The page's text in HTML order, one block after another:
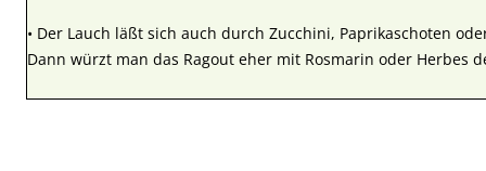
• Der Lauch läßt sich auch durch Zucchini, Paprikaschoten
Dann würzt man das Ragout eher mit Rosmarin oder Herbes